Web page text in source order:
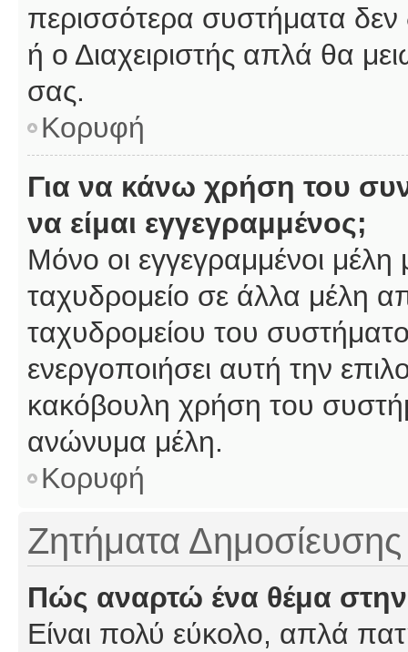
περισσότερα συστήματα δεν
ή ο Διαχειριστής απλά θα
σας.
Κορυφή
Για να κάνω χρήση του
να είμαι εγγεγραμμένος;
Μόνο οι εγγεγραμμένοι
ταχυδρομείο σε άλλα μέλη
ταχυδρομείου του
ενεργοποιήσει αυτή την
κακόβουλη χρήση του
ανώνυμα μέλη.
Κορυφή
Ζητήματα Δημοσίευσης
Πώς αναρτώ ένα θέμα
Είναι πολύ εύκολο, απλά